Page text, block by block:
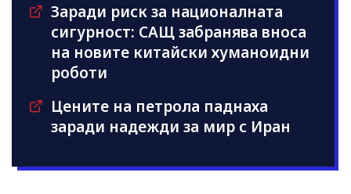
Заради риск за националната
сигурност: САЩ забранява вноса
на новите китайски хуманоидни
роботи
Цените на петрола паднаха
заради надежди за мир с Иран